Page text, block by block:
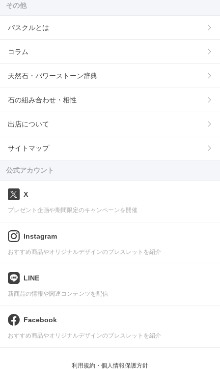
その他
パスクルとは
コラム
天然石・パワーストーン辞典
石の組み合わせ・相性
出店について
サイトマップ
公式アカウント
X
プレゼント企画や期間限定のキャンペーンを開催
Instagram
おすすめ商品やオリジナルデザインのブレスレットを紹介
LINE
新商品の情報や関連コンテンツを配信
Facebook
おすすめ商品やオリジナルデザインのブレスレットを紹介
利用規約・個人情報保護方針